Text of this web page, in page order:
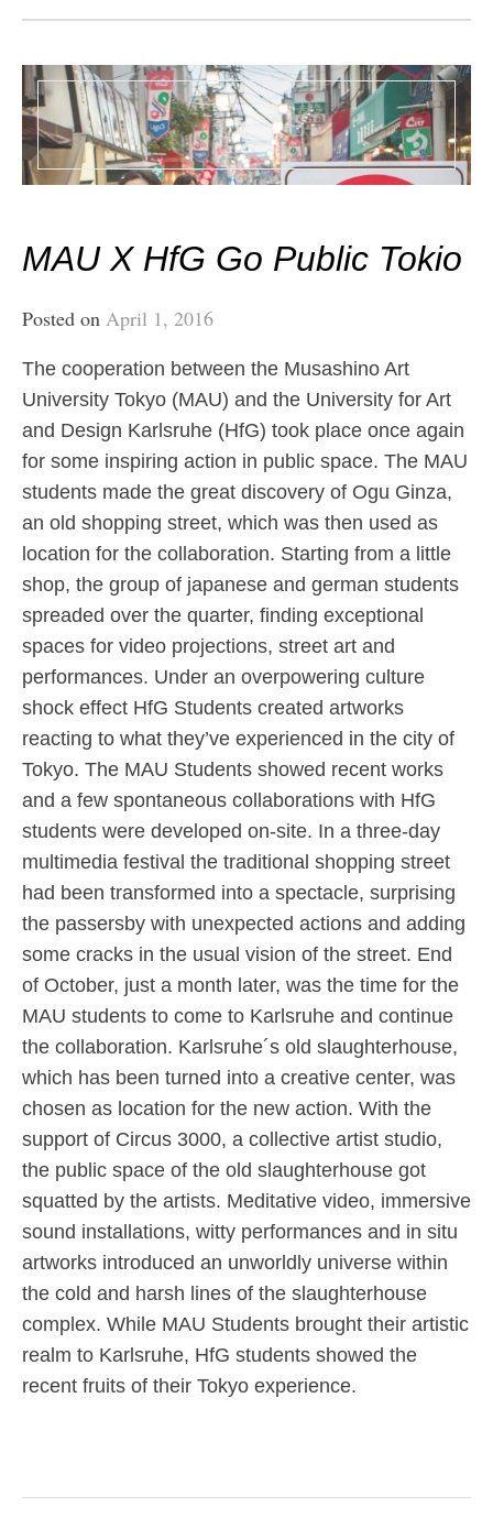
MAU X HfG Go Public Tokio
Posted on April 1, 2016
The cooperation between the Musashino Art
University Tokyo (MAU) and the University for Art
and Design Karlsruhe (HfG) took place once again
for some inspiring action in public space. The MAU
students made the great discovery of Ogu Ginza,
an old shopping street, which was then used as
location for the collaboration. Starting from a little
shop, the group of japanese and german students
spreaded over the quarter, finding exceptional
spaces for video projections, street art and
performances. Under an overpowering culture
shock effect HfG Students created artworks
reacting to what they’ve experienced in the city of
Tokyo. The MAU Students showed recent works
and a few spontaneous collaborations with HfG
students were developed on-site. In a three-day
multimedia festival the traditional shopping street
had been transformed into a spectacle, surprising
the passersby with unexpected actions and adding
some cracks in the usual vision of the street. End
of October, just a month later, was the time for the
MAU students to come to Karlsruhe and continue
the collaboration. Karlsruhe´s old slaughterhouse,
which has been turned into a creative center, was
chosen as location for the new action. With the
support of Circus 3000, a collective artist studio,
the public space of the old slaughterhouse got
squatted by the artists. Meditative video, immersive
sound installations, witty performances and in situ
artworks introduced an unworldly universe within
the cold and harsh lines of the slaughterhouse
complex. While MAU Students brought their artistic
realm to Karlsruhe, HfG students showed the
recent fruits of their Tokyo experience.